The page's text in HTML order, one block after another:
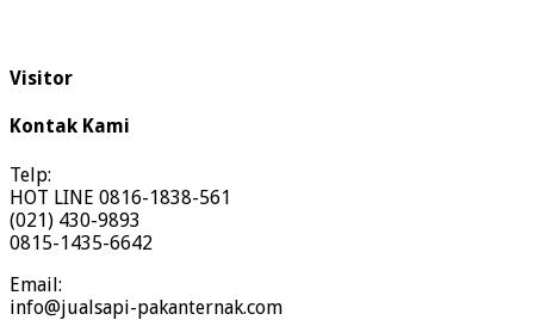
Visitor
Kontak Kami
Telp:
HOT LINE 0816-1838-561
(021) 430-9893
0815-1435-6642
Email:
info@jualsapi-pakanternak.com